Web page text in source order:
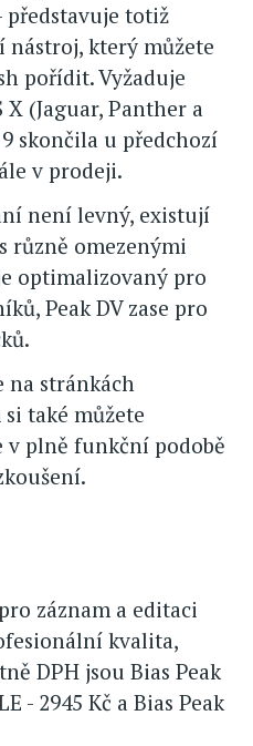
totiž
nástroj, který můžete
pořídit. Vyžaduje
X (Jaguar, Panther a
skončila u předchozí
v prodeji.
není levný, existují
různě omezenými
optimalizovaný pro
Peak DV zase pro
na stránkách
si také můžete
v plně funkční podobě
záznam a editaci
kvalita,
DPH jsou Bias Peak
- 2945 Kč a Bias Peak